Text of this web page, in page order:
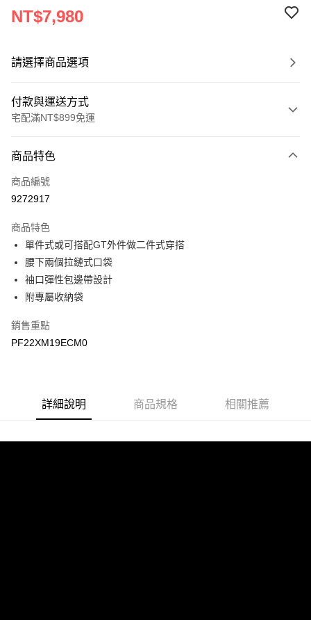
NT$7,980
請選擇商品選項
付款與運送方式
宅配滿NT$899免運
信用卡一次付款
LINE Pay
悠遊付
Google Pay
運送方式
宅配
每筆NT$90，滿NT$899(含以上)免運費
商品特色
商品編號
9272917
商品特色
單件式或可搭配GT外件做二件式穿搭
腰下兩個拉鏈式口袋
袖口彈性包邊帶設計
附專屬收納袋
銷售重點
PF22XM19ECM0
詳細說明 商品規格 相關推薦